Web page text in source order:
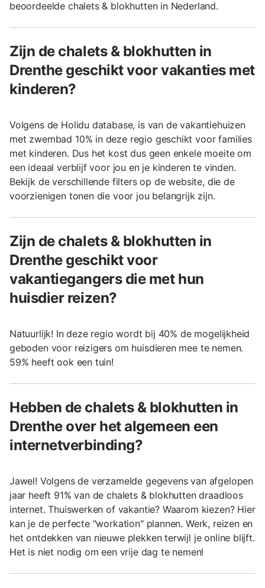
beoordeelde chalets & blokhutten in Nederland.
Zijn de chalets & blokhutten in
Drenthe geschikt voor vakanties met
kinderen?
Volgens de Holidu database, is van de vakantiehuizen
met zwembad 10% in deze regio geschikt voor families
met kinderen. Dus het kost dus geen enkele moeite om
een ideaal verblijf voor jou en je kinderen te vinden.
Bekijk de verschillende filters op de website, die de
voorzienigen tonen die voor jou belangrijk zijn.
Zijn de chalets & blokhutten in
Drenthe geschikt voor
vakantiegangers die met hun
huisdier reizen?
Natuurlijk! In deze regio wordt bij 40% de mogelijkheid
geboden voor reizigers om huisdieren mee te nemen.
59% heeft ook een tuin!
Hebben de chalets & blokhutten in
Drenthe over het algemeen een
internetverbinding?
Jawel! Volgens de verzamelde gegevens van afgelopen
jaar heeft 91% van de chalets & blokhutten draadloos
internet. Thuiswerken of vakantie? Waarom kiezen? Hier
kan je de perfecte "workation" plannen. Werk, reizen en
het ontdekken van nieuwe plekken terwijl je online blijft.
Het is niet nodig om een vrije dag te nemen!